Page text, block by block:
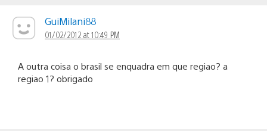
GuiMilani88
01/02/2012 at 10:49 PM
A outra coisa o brasil se enquadra em que regiao? a
regiao 1? obrigado